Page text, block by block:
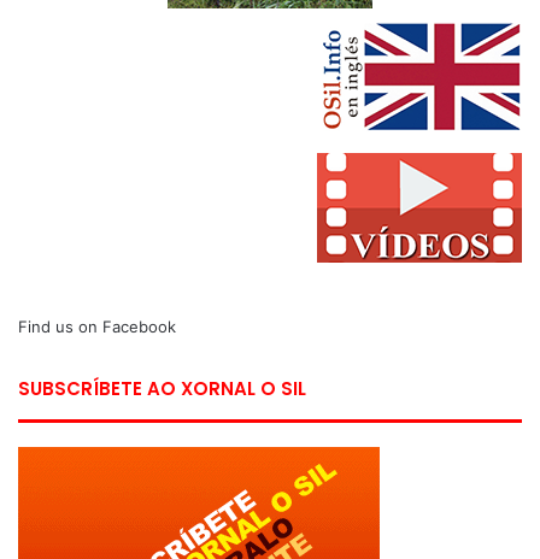
Find us on Facebook
SUBSCRÍBETE AO XORNAL O SIL